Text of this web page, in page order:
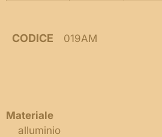
CODICE 019AM
Materiale
alluminio